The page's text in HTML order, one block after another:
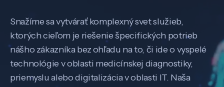
Snažíme sa vytvárať komplexný svet služieb,
ktorých cieľom je riešenie špecifických potrieb
nášho zákazníka bez ohľadu na to, či ide o vyspelé
technológie v oblasti medicínskej diagnostiky,
priemyslu alebo digitalizácia v oblasti IT. Naša